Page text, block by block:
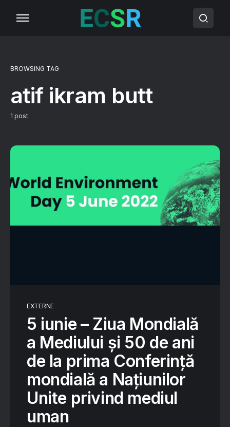
BROWSING TAG
atif ikram butt
1 post
EXTERNE
5 iunie – Ziua Mondială
a Mediului și 50 de ani
de la prima Conferință
mondială a Națiunilor
Unite privind mediul
uman